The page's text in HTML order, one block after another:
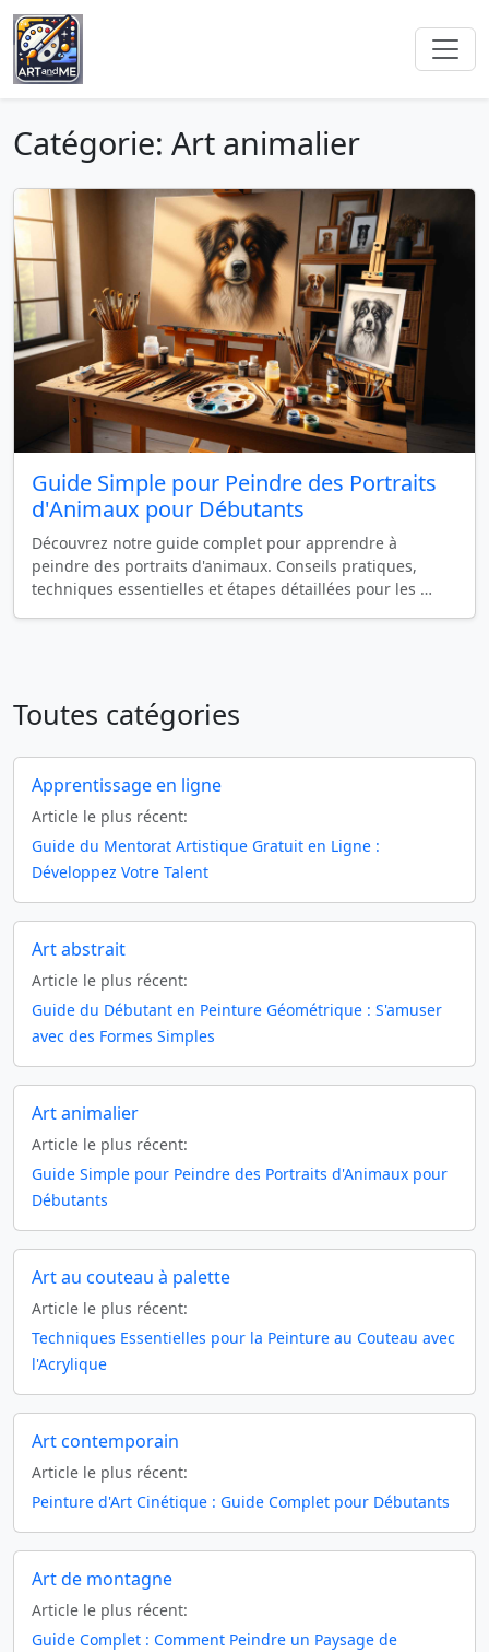
Catégorie: Art animalier
Guide Simple pour Peindre des Portraits
d'Animaux pour Débutants
Découvrez notre guide complet pour apprendre à
peindre des portraits d'animaux. Conseils pratiques,
techniques essentielles et étapes détaillées pour les …
Toutes catégories
Apprentissage en ligne
Article le plus récent:
Guide du Mentorat Artistique Gratuit en Ligne :
Développez Votre Talent
Art abstrait
Article le plus récent:
Guide du Débutant en Peinture Géométrique : S'amuser
avec des Formes Simples
Art animalier
Article le plus récent:
Guide Simple pour Peindre des Portraits d'Animaux pour
Débutants
Art au couteau à palette
Article le plus récent:
Techniques Essentielles pour la Peinture au Couteau avec
l'Acrylique
Art contemporain
Article le plus récent:
Peinture d'Art Cinétique : Guide Complet pour Débutants
Art de montagne
Article le plus récent:
Guide Complet : Comment Peindre un Paysage de